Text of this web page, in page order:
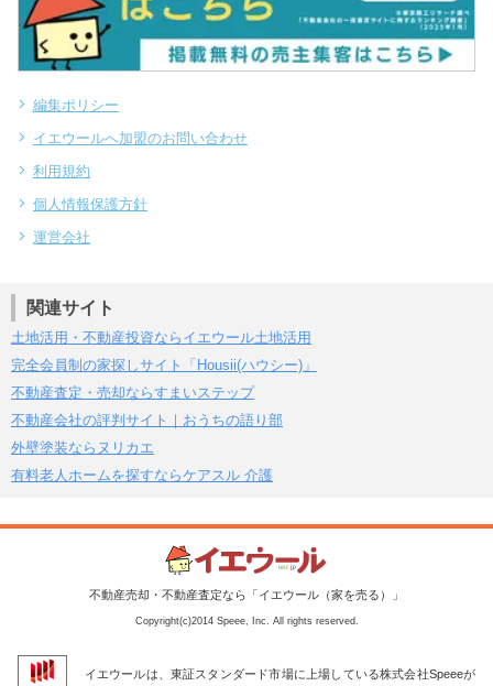
編集ポリシー
イエウールへ加盟のお問い合わせ
利用規約
個人情報保護方針
運営会社
関連サイト
土地活用・不動産投資ならイエウール土地活用
完全会員制の家探しサイト「Housii(ハウシー)」
不動産査定・売却ならすまいステップ
不動産会社の評判サイト｜おうちの語り部
外壁塗装ならヌリカエ
有料老人ホームを探すならケアスル 介護
不動産売却・不動産査定なら「イエウール（家を売る）」
Copyright(c)2014 Speee, Inc. All rights reserved.
イエウールは、東証スタンダード市場に上場している株式会社Speeeが